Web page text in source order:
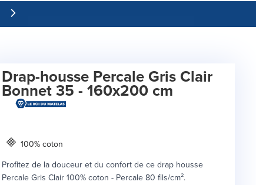
Drap-housse Percale Gris Clair
Bonnet 35 - 160x200 cm
100% coton
Profitez de la douceur et du confort de ce drap housse
Percale Gris Clair 100% coton - Percale 80 fils/cm².